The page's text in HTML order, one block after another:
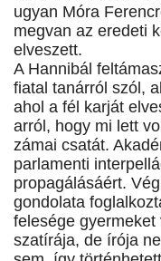
ugyan Móra
megvan az eredeti
elveszett.
A Hannibál
fiatal tanárról szól,
ahol a fél karját
arról, hogy mi lett
zámai csatát.
parlamenti
propagálásáért.
gondolata
felesége gyermeket
szatírája, de írója